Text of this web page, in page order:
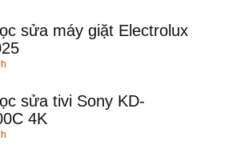
sửa máy giặt Electrolux
sửa tivi Sony KD-
4K